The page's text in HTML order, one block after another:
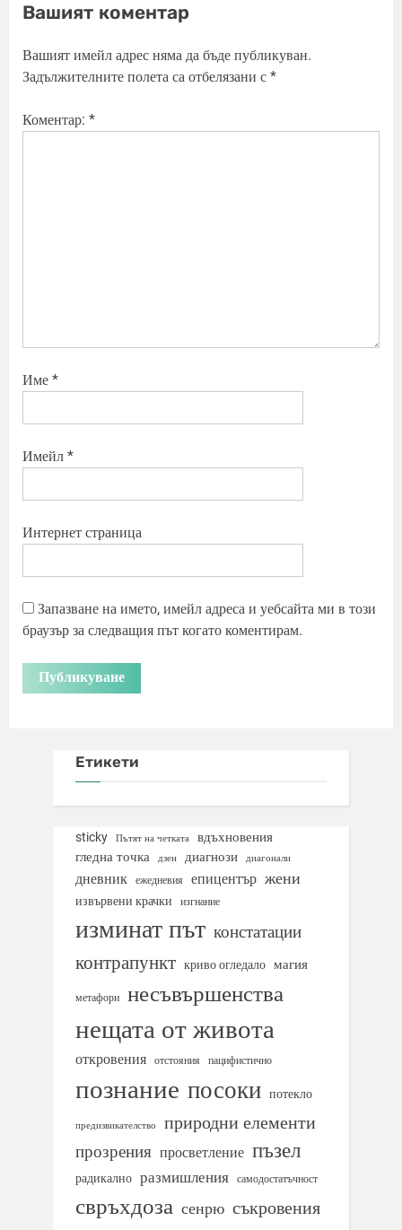
v
o
u
P
x
P
o
Вашият коментар
Вашият имейл адрес няма да бъде публикуван.
Задължителните полета са отбелязани с *
Коментар: *
Име *
Имейл *
Интернет страница
Запазване на името, имейл адреса и уебсайта ми в този
браузър за следващия път когато коментирам.
Етикети
sticky Пътят на четката
вдъхновения
гледна точка
дзен диагнози диагонали
дневник ежедневия епицентър жени
извървени крачки изгнание
изминат път констатации
контрапункт криво огледало магия
метафори несъвършенства
нещата от живота
откровения отстояния пацифистично
познание посоки потекло
предизвикателство природни елементи
прозрения просветление пъзел
радикално размишления самодостатъчност
свръхдоза сенрю съкровения